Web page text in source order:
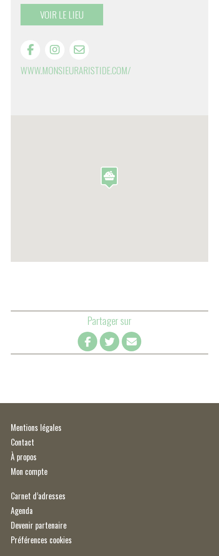
VOIR LE LIEU
WWW.MONSIEURARISTIDE.COM/
Partager sur
Mentions légales
Contact
À propos
Mon compte
Carnet d’adresses
Agenda
Devenir partenaire
Préférences cookies